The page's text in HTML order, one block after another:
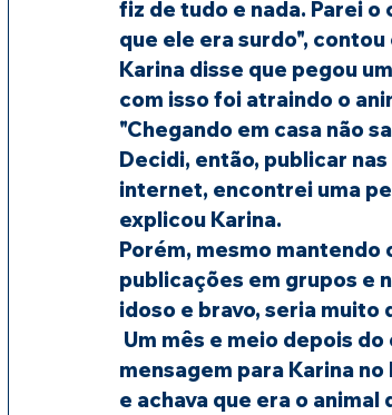
fiz de tudo e nada. Parei
que ele era surdo", contou
Karina disse que pegou
com isso foi atraindo o
"Chegando em casa não
Decidi, então, publicar
internet, encontrei uma
explicou Karina.
Porém, mesmo
publicações em grupos e
idoso e bravo, seria muito
mensagem para Karina
e achava que era o animal